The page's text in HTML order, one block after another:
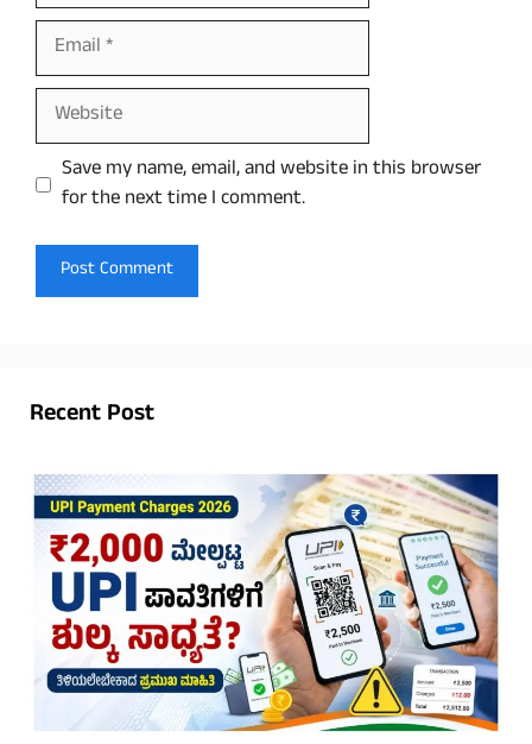
Email
Website
Save my name, email, and website in this browser
for the next time I comment.
Recent Post